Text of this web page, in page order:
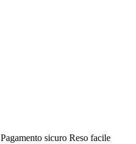
Pagamento sicuro Reso facile